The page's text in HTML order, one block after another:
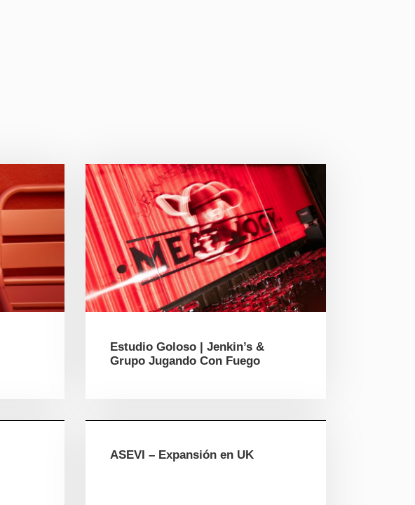
Estudio Goloso | Jenkin’s &
Grupo Jugando Con Fuego
ASEVI – Expansión en UK